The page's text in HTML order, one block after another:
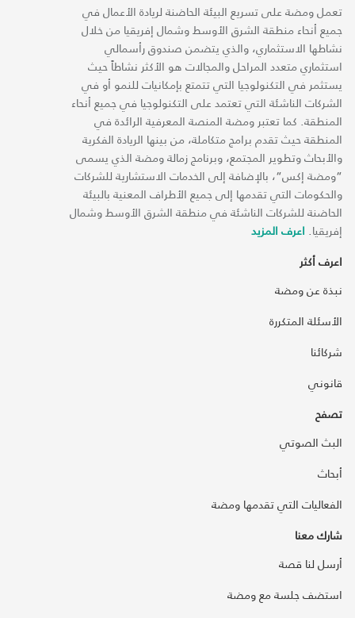
تعمل ومضة على تسريع البيئة الحاضنة لريادة الأعمال في
جميع أنحاء منطقة الشرق الأوسط وشمال إفريقيا من خلال
نشاطها الاستثماري، والذي يتضمن صندوق رأسمالي
استثماري متعدد المراحل والمجالات هو الأكثر نشاطاً حيث
يستثمر في التكنولوجيا التي تتمتع بإمكانيات للنمو أو في
الشركات الناشئة التي تعتمد على التكنولوجيا في جميع أنحاء
المنطقة. كما تعتبر ومضة المنصة المعرفية الرائدة في
المنطقة حيث تقدم برامج متكاملة، من بينها الريادة الفكرية
والأبحاث وتطوير المجتمع، وبرنامج زمالة ومضة الذي يسمى
“ومضة إكس“، بالإضافة إلى الخدمات الاستشارية للشركات
والحكومات التي تقدمها إلى جميع الأطراف المعنية بالبيئة
الحاضنة للشركات الناشئة في منطقة الشرق الأوسط وشمال
إفريقيا. اعرف المزيد
اعرف أكثر
نبذة عن ومضة
الأسئلة المتكررة
شركائنا
قانوني
تصفح
البث الصوتي
أبحاث
الفعاليات التي تقدمها ومضة
شارك معنا
أرسل لنا قصة
استضف جلسة مع ومضة